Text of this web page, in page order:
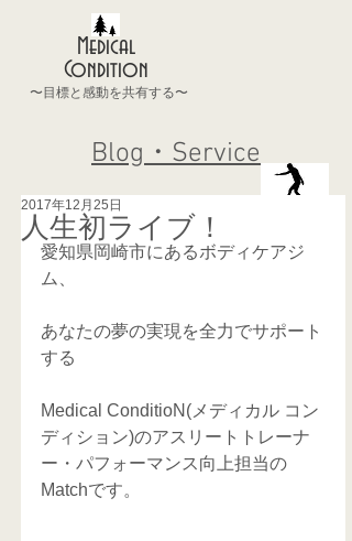
Medical
Condition
〜目標と感動を共有する〜
Blog・Service
人生初ライブ！
2017年12月25日
愛知県岡崎市にあるボディケアジ
ム、
あなたの夢の実現を全力でサポート
する
Medical ConditioN(メディカル コン
ディション)のアスリートトレーナ
ー・パフォーマンス向上担当の
Matchです。